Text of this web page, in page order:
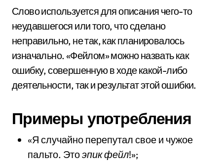
Слово используется для описания чего-то
неудавшегося или того, что сделано
неправильно, не так, как планировалось
изначально. «Фейлом» можно назвать как
ошибку, совершенную в ходе какой-либо
деятельности, так и результат этой ошибки.
Примеры употребления
«Я случайно перепутал свое и чужое
пальто. Этоэпикфейл!»;